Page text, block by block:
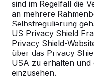
sind im Regelfall die
an mehrere
Selbstregulierung
US Privacy Shield
Privacy Shield-
über das Privacy
USA zu erhalten und
einzusehen.
Kontakt
HeBlad Deutschland
Diekerstraße 97
42781 Haan